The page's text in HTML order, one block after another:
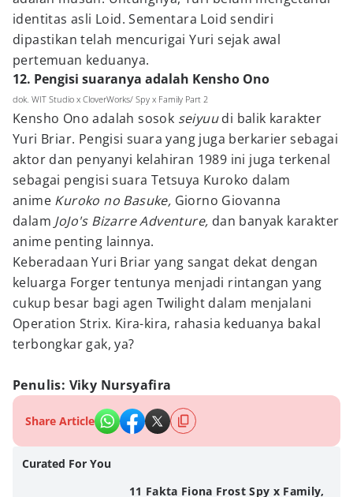
identitas asli Loid. Sementara Loid sendiri
dipastikan telah mencurigai Yuri sejak awal
pertemuan keduanya.
12. Pengisi suaranya adalah Kensho Ono
dok. WIT Studio x CloverWorks/ Spy x Family Part 2
Kensho Ono adalah sosok seiyuudi balik karakter
Yuri Briar. Pengisi suara yang juga berkarier sebagai
aktor dan penyanyi kelahiran 1989 ini juga terkenal
sebagai pengisi suara Tetsuya Kuroko dalam
anime Kuroko no Basuke, Giorno Giovanna
dalam JoJo's Bizarre Adventure, dan banyak karakter
anime penting lainnya.
Keberadaan Yuri Briar yang sangat dekat dengan
keluarga Forger tentunya menjadi rintangan yang
cukup besar bagi agen Twilight dalam menjalani
Operation Strix. Kira-kira, rahasia keduanya bakal
terbongkar gak, ya?
Penulis: Viky Nursyafira
Share Article
Curated For You
11 Fakta Fiona Frost Spy x Family,